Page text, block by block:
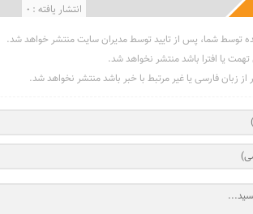
انتشار یافته : 0
توسط شما، پس از تایید توسط مدیران سایت منتشر خواهد شد.
یا افترا باشد منتشر نخواهد شد.
از زبان فارسی یا غیر مرتبط با خبر باشد منتشر نخواهد شد.